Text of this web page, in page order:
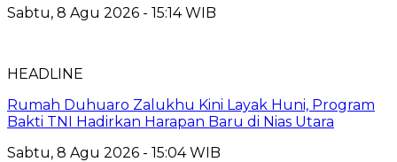
Sabtu, 8 Agu 2026 - 15:14 WIB
HEADLINE
Rumah Duhuaro Zalukhu Kini Layak Huni, Program
Bakti TNI Hadirkan Harapan Baru di Nias Utara
Sabtu, 8 Agu 2026 - 15:04 WIB